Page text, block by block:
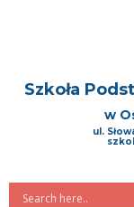
Szkoła
w
ul.